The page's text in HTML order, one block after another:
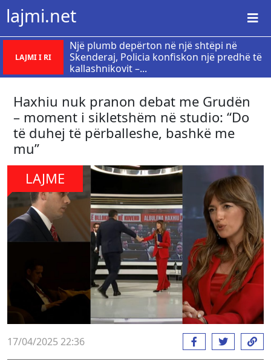
lajmi.net
LAJMI I RI
Një plumb depërton në një shtëpi në
Skenderaj, Policia konfiskon një predhë të
kallashnikovit –...
Haxhiu nuk pranon debat me Grudën
– moment i sikletshëm në studio: “Do
të duhej të përballeshe, bashkë me
mu”
LAJME
17/04/2025 22:36